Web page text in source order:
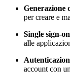
Generazione
per creare e
Single sign-
alle
account con